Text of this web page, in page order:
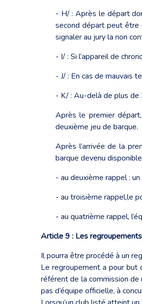
- H/ : Après le départ
second départ peut être
signaler au jury la non
- I/ : Si l’appareil de
- J/ : En cas de mauvais
- K/ : Au-delà de plus de
Après le premier
deuxième jeu de barque.
Après l’arrivée de la
barque devenu
- au deuxième rappel :
- au troisième rappel,le
- au quatrième rappel,
Article 9 : Les regroupements
Il pourra être procédé à un
Le regroupement a pour but
référent de la commission
pas d’équipe officielle, à